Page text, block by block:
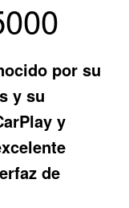
por su
y su
y
de